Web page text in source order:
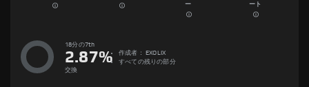
ー
ート
18分の7th
2.87%
交換
作成者：
EXOLIX
すべての残りの部分